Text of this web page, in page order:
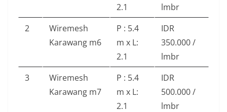
2.1
lmbr
2
Wiremesh
Karawang m6
P : 5.4
m x L:
2.1
IDR
350.000 /
lmbr
3
Wiremesh
Karawang m7
P : 5.4
m x L:
2.1
IDR
500.000 /
lmbr